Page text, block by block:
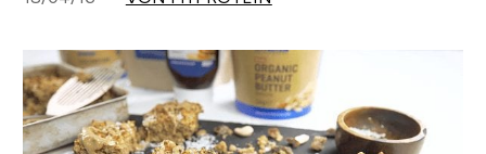
Meal Prep für Anfänger | 5 Tipps, mit denen du
deine Mahlzeiten wie ein Pro vorbereitest
01/06/22 VON MONICA GREEN